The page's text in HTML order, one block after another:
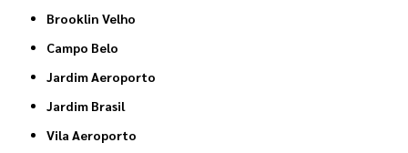
Brooklin Velho
Campo Belo
Jardim Aeroporto
Jardim Brasil
Vila Aeroporto